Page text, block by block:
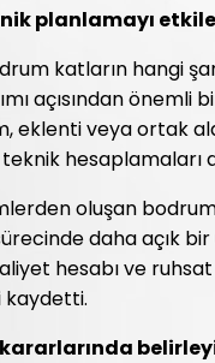
planlamayı
katların hangi
açısından önemli
eklenti veya ortak
oluşan
daha açık
hesabı ve
kaydetti.